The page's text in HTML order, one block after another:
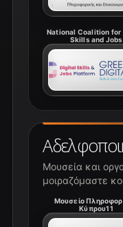
Μουσεία και
μοιραζόμαστε
Μουσείο
Κύπρου11
National Coalition for
Skills and Jobs